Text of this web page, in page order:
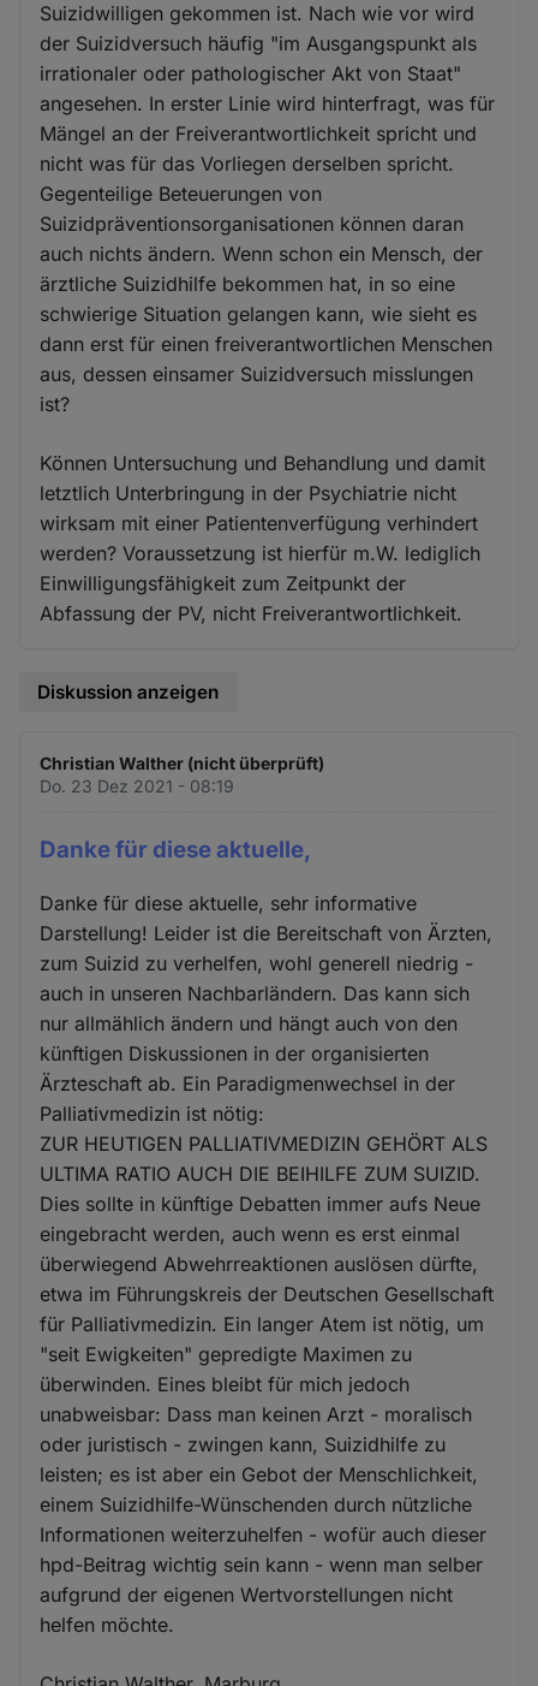
Suizidwilligen gekommen ist. Nach wie vor wird
der Suizidversuch häufig "im Ausgangspunkt als
irrationaler oder pathologischer Akt von Staat"
angesehen. In erster Linie wird hinterfragt, was für
Mängel an der Freiverantwortlichkeit spricht und
nicht was für das Vorliegen derselben spricht.
Gegenteilige Beteuerungen von
Suizidpräventionsorganisationen können daran
auch nichts ändern. Wenn schon ein Mensch, der
ärztliche Suizidhilfe bekommen hat, in so eine
schwierige Situation gelangen kann, wie sieht es
dann erst für einen freiverantwortlichen Menschen
aus, dessen einsamer Suizidversuch misslungen
ist?
Können Untersuchung und Behandlung und damit
letztlich Unterbringung in der Psychiatrie nicht
wirksam mit einer Patientenverfügung verhindert
werden? Voraussetzung ist hierfür m.W. lediglich
Einwilligungsfähigkeit zum Zeitpunkt der
Abfassung der PV, nicht Freiverantwortlichkeit.
Diskussion anzeigen
Christian Walther (nicht überprüft)
Do. 23 Dez 2021 - 08:19
Danke für diese aktuelle,
Danke für diese aktuelle, sehr informative
Darstellung! Leider ist die Bereitschaft von Ärzten,
zum Suizid zu verhelfen, wohl generell niedrig -
auch in unseren Nachbarländern. Das kann sich
nur allmählich ändern und hängt auch von den
künftigen Diskussionen in der organisierten
Ärzteschaft ab. Ein Paradigmenwechsel in der
Palliativmedizin ist nötig:
ZUR HEUTIGEN PALLIATIVMEDIZIN GEHÖRT ALS
ULTIMA RATIO AUCH DIE BEIHILFE ZUM SUIZID.
Dies sollte in künftige Debatten immer aufs Neue
eingebracht werden, auch wenn es erst einmal
überwiegend Abwehrreaktionen auslösen dürfte,
etwa im Führungskreis der Deutschen Gesellschaft
für Palliativmedizin. Ein langer Atem ist nötig, um
"seit Ewigkeiten" gepredigte Maximen zu
überwinden. Eines bleibt für mich jedoch
unabweisbar: Dass man keinen Arzt - moralisch
oder juristisch - zwingen kann, Suizidhilfe zu
leisten; es ist aber ein Gebot der Menschlichkeit,
einem Suizidhilfe-Wünschenden durch nützliche
Informationen weiterzuhelfen - wofür auch dieser
hpd-Beitrag wichtig sein kann - wenn man selber
aufgrund der eigenen Wertvorstellungen nicht
helfen möchte.